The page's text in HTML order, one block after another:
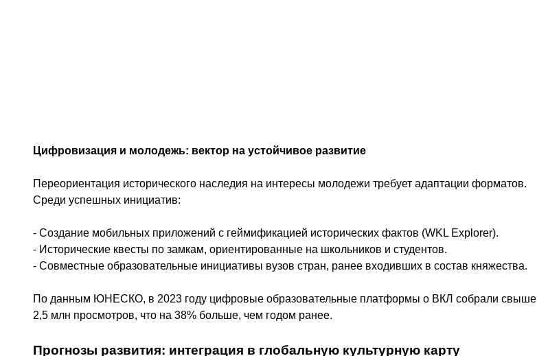
Цифровизация и молодежь: вектор на устойчивое развитие
Переориентация исторического наследия на интересы молодежи требует адаптации форматов.
Среди успешных инициатив:
- Создание мобильных приложений с геймификацией исторических фактов (WKL Explorer).
- Исторические квесты по замкам, ориентированные на школьников и студентов.
- Совместные образовательные инициативы вузов стран, ранее входивших в состав княжества.
По данным ЮНЕСКО, в 2023 году цифровые образовательные платформы о ВКЛ собрали свыше
2,5 млн просмотров, что на 38% больше, чем годом ранее.
Прогнозы развития: интеграция в глобальную культурную карту